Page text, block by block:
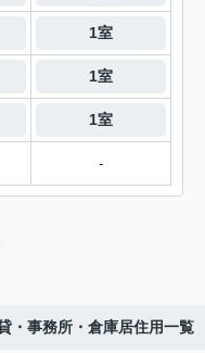
1室
1室
1室
-
・事務所・倉庫居住用一覧